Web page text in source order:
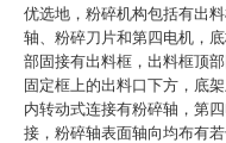
优选地，粉碎机构包括有出
轴、粉碎刀片和第四电机，
部固接有出料框，出料框顶
固定框上的出料口下方，底
内转动式连接有粉碎轴，第
接，粉碎轴表面轴向均布有若